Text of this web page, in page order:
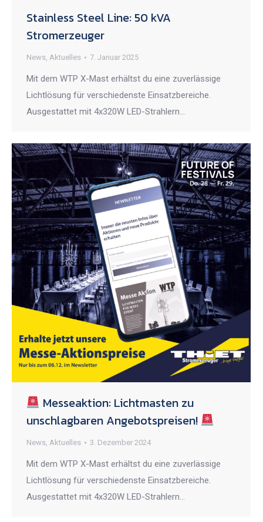
Stainless Steel Line: 50 kVA
Stromerzeuger
News, Aktuelles 7. Januar 2025
Mit dem WTP X-Mast erhältst du eine zuverlässige
Lichtlösung für verschiedenste Einsatzbereiche.
Ausgestattet mit 4x320W LED-Strahlern…
Messeaktion: Lichtmasten zu
unschlagbaren Angebotspreisen!
News, Aktuelles 3. Dezember 2024
Mit dem WTP X-Mast erhältst du eine zuverlässige
Lichtlösung für verschiedenste Einsatzbereiche.
Ausgestattet mit 4x320W LED-Strahlern…